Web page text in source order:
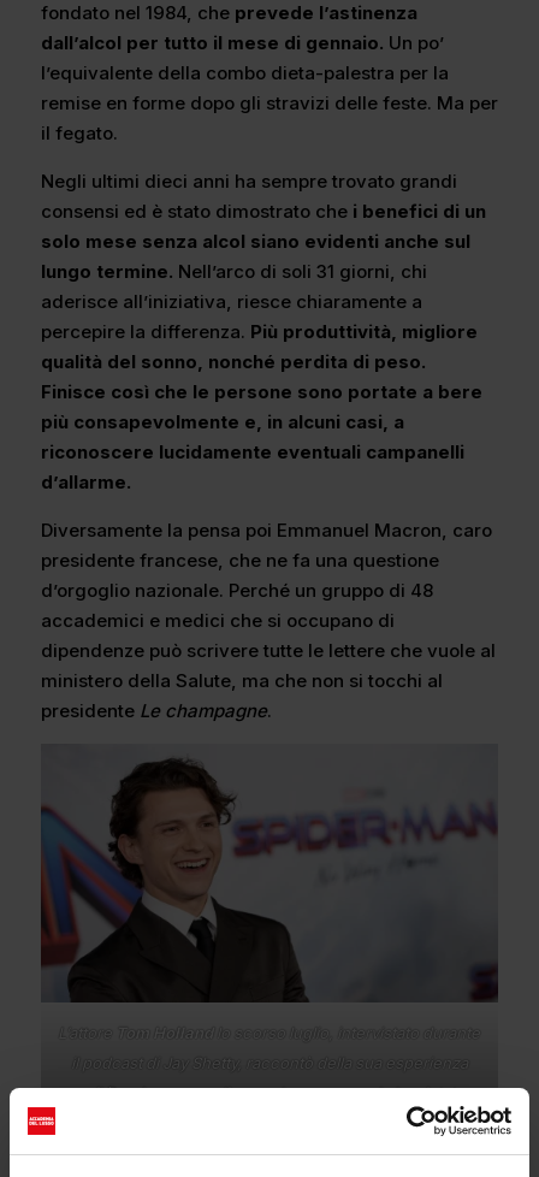
fondato nel 1984, cheprevede l’astinenza
dall’alcol per tutto il mese di gennaio. Un po’
l’equivalente della combo dieta-palestra per la
remise en forme dopo gli stravizi delle feste. Ma per
il fegato.
Negli ultimi dieci anni ha sempre trovato grandi
consensi ed è stato dimostrato chei benefici di un
solo mese senza alcol siano evidenti anche sul
lungo termine. Nell’arco di soli 31 giorni, chi
aderisce all’iniziativa, riesce chiaramente a
percepire la differenza. Più produttività, migliore
qualità del sonno, nonché perdita di peso.
Finisce così che le persone sono portate a bere
più consapevolmente e, in alcuni casi, a
riconoscere lucidamente eventuali campanelli
d’allarme.
Diversamente la pensa poi Emmanuel Macron, caro
presidente francese, che ne fa una questione
d’orgoglio nazionale. Perché un gruppo di 48
accademici e medici che si occupano di
dipendenze può scrivere tutte le lettere che vuole al
ministero della Salute, ma che non si tocchi al
presidente Le champagne.
L’attore Tom Holland
lo scorso luglio, intervistato durante
il podcast di Jay Shetty, raccontò della sua esperienza
con ilDry Januarye di come la campagna lo ha aiutato a
realizzare di avere un problema con l’alcol.